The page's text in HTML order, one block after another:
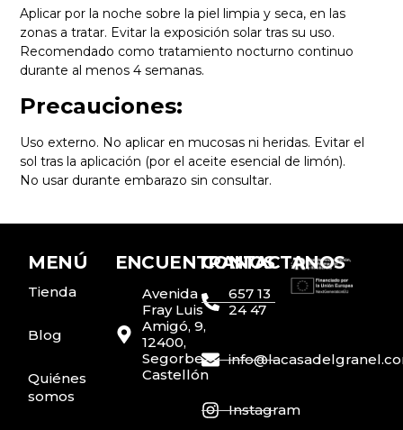
Aplicar por la noche sobre la piel limpia y seca, en las
zonas a tratar. Evitar la exposición solar tras su uso.
Recomendado como tratamiento nocturno continuo
durante al menos 4 semanas.
Precauciones:
Uso externo. No aplicar en mucosas ni heridas. Evitar el
sol tras la aplicación (por el aceite esencial de limón).
No usar durante embarazo sin consultar.
MENÚ
Tienda
Blog
Quiénes
somos
ENCUENTRANOS
Avenida
Fray Luis
Amigó, 9,
12400,
Segorbe,
Castellón
CONTACTANOS
657 13
24 47
Instagram